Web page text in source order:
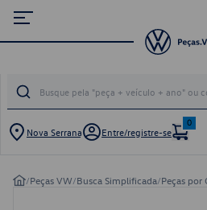
Nova Serrana Entre/registre-se
0
/Peças VW/Busca Simplificada/Peças por